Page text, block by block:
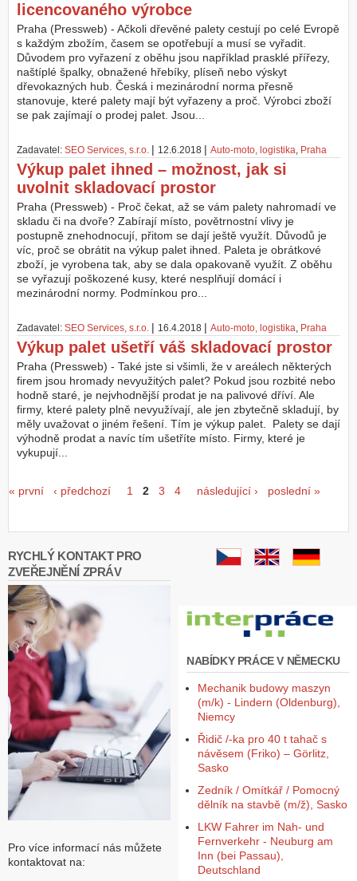
licencovaného výrobce
Praha (Pressweb) - Ačkoli dřevěné palety cestují po celé Evropě
s každým zbožím, časem se opotřebují a musí se vyřadit.
Důvodem pro vyřazení z oběhu jsou například prasklé přířezy,
naštíplé špalky, obnažené hřebíky, plíseň nebo výskyt
dřevokazných hub. Česká i mezinárodní norma přesně
stanovuje, které palety mají být vyřazeny a proč. Výrobci zboží
se pak zajímají o prodej palet. Jsou...
Zadavatel: SEO Services, s.r.o. | 12.6.2018 | Auto-moto, logistika, Praha
Výkup palet ihned – možnost, jak si
uvolnit skladovací prostor
Praha (Pressweb) - Proč čekat, až se vám palety nahromadí ve
skladu či na dvoře? Zabírají místo, povětrnostní vlivy je
postupně znehodnocují, přitom se dají ještě využít. Důvodů je
víc, proč se obrátit na výkup palet ihned. Paleta je obrátkové
zboží, je vyrobena tak, aby se dala opakovaně využít. Z oběhu
se vyřazují poškozené kusy, které nesplňují domácí i
mezinárodní normy. Podmínkou pro...
Zadavatel: SEO Services, s.r.o. | 16.4.2018 | Auto-moto, logistika, Praha
Výkup palet ušetří váš skladovací prostor
Praha (Pressweb) - Také jste si všimli, že v areálech některých
firem jsou hromady nevyužitých palet? Pokud jsou rozbité nebo
hodně staré, je nejvhodnější prodat je na palivové dříví. Ale
firmy, které palety plně nevyužívají, ale jen zbytečně skladují, by
měly uvažovat o jiném řešení. Tím je výkup palet. Palety se dají
výhodně prodat a navíc tím ušetříte místo. Firmy, které je
vykupují...
Stránky
« první ‹ předchozí 1 2 3 4 následující › poslední »
RYCHLÝ KONTAKT PRO
ZVEŘEJNĚNÍ ZPRÁV
Pro více informací nás můžete
kontaktovat na:
NABÍDKY PRÁCE V NĚMECKU
Mechanik budowy maszyn
(m/k) - Lindern (Oldenburg),
Niemcy
Řidič /-ka pro 40 t tahač s
návěsem (Friko) – Görlitz,
Sasko
Zedník / Omítkář / Pomocný
dělník na stavbě (m/ž), Sasko
LKW Fahrer im Nah- und
Fernverkehr - Neuburg am
Inn (bei Passau),
Deutschland